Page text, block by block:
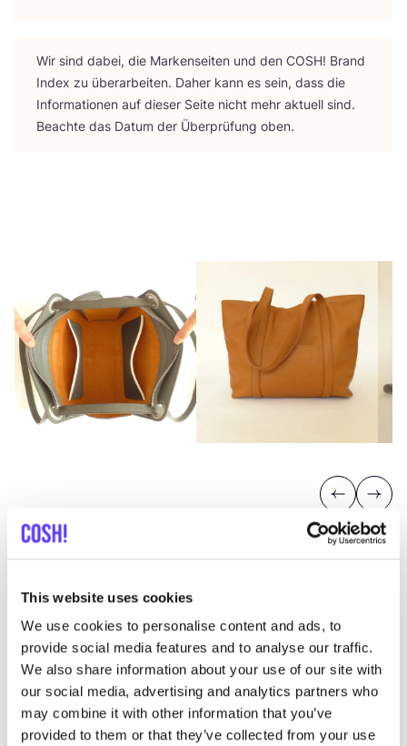
This website uses cookies
We use cookies to personalise content and ads, to
provide social media features and to analyse our traffic.
We also share information about your use of our site with
our social media, advertising and analytics partners who
may combine it with other information that you’ve
provided to them or that they’ve collected from your use
Wir sind dabei, die Mar­ken­sei­ten und den COSH! Brand
Index zu über­ar­bei­ten. Daher kann es sein, dass die
Infor­ma­tio­nen auf die­ser Sei­te nicht mehr aktu­ell sind.
Beach­te das Datum der Über­prü­fung oben.
Previous
Next
Entdecke, wo Du Mien Kaba
einkaufen kannst